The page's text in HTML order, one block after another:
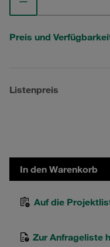
Preis und
Listenpreis
In den Warenkorb
Auf die
Zur Anfrageliste